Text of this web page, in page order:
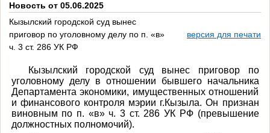
Новость от 05.06.2025
Кызылский городской суд вынес
приговор по уголовному делу по п. «в»
ч. 3 ст. 286 УК РФ
версия для печати
Кызылский городской суд вынес приговор по
уголовному делу в отношении бывшего начальника
Департамента экономики, имущественных отношений
и финансового контроля мэрии г.Кызыла. Он признан
виновным по п. «в» ч. 3 ст. 286 УК РФ (превышение
должностных полномочий).